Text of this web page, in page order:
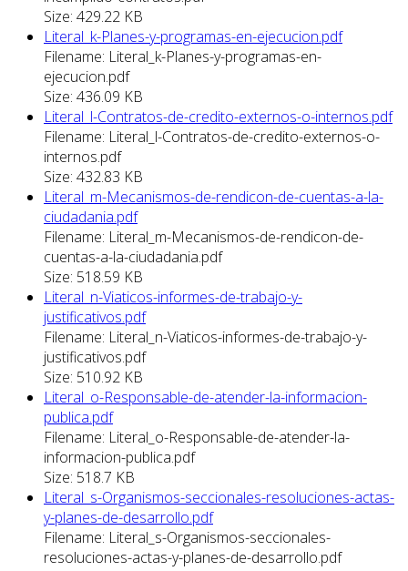
Size: 429.22 KB
Literal_k-Planes-y-programas-en-ejecucion.pdf
Filename: Literal_k-Planes-y-programas-en-
ejecucion.pdf
Size: 436.09 KB
Literal_l-Contratos-de-credito-externos-o-internos.pdf
Filename: Literal_l-Contratos-de-credito-externos-o-
internos.pdf
Size: 432.83 KB
Literal_m-Mecanismos-de-rendicon-de-cuentas-a-la-
ciudadania.pdf
Filename: Literal_m-Mecanismos-de-rendicon-de-
cuentas-a-la-ciudadania.pdf
Size: 518.59 KB
Literal_n-Viaticos-informes-de-trabajo-y-
justificativos.pdf
Filename: Literal_n-Viaticos-informes-de-trabajo-y-
justificativos.pdf
Size: 510.92 KB
Literal_o-Responsable-de-atender-la-informacion-
publica.pdf
Filename: Literal_o-Responsable-de-atender-la-
informacion-publica.pdf
Size: 518.7 KB
Literal_s-Organismos-seccionales-resoluciones-actas-
y-planes-de-desarrollo.pdf
Filename: Literal_s-Organismos-seccionales-
resoluciones-actas-y-planes-de-desarrollo.pdf